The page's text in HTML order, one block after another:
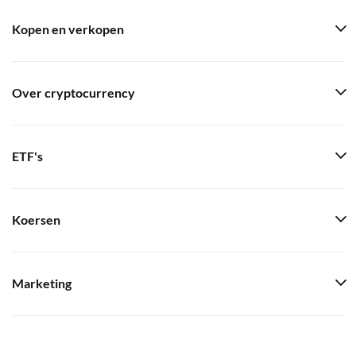
Kopen en verkopen
Over cryptocurrency
ETF's
Koersen
Marketing